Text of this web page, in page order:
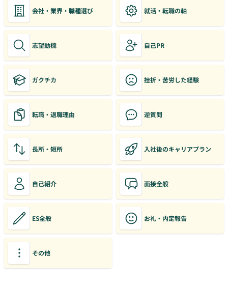
会社・業界・職種選び 就活・転職の軸
志望動機 自己PR
ガクチカ 挫折・苦労した経験
転職・退職理由 逆質問
長所・短所 入社後のキャリアプラン
自己紹介 面接全般
ES全般 お礼・内定報告
その他